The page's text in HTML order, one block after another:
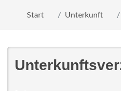
Start Unterkunft